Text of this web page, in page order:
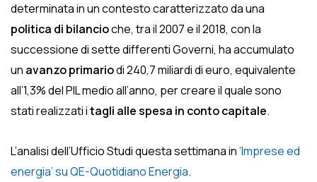
determinata in un contesto caratterizzato da una
politica di bilancioche, tra il 2007 e il 2018, con la
successione di sette differenti Governi, ha accumulato
un avanzo primariodi 240,7 miliardi di euro, equivalente
all’1,3% del PIL medio all’anno, per creare il quale sono
stati realizzati itagli alle spesa in conto capitale.
L’analisi dell’Ufficio Studi questa settimana in‘Imprese ed
energia’ su QE-Quotidiano Energia.